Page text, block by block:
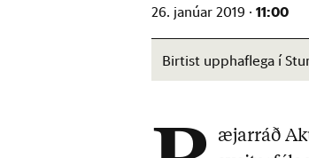
26. janúar 2019 ·11:00
Birtist upphaflega í
æjarráð